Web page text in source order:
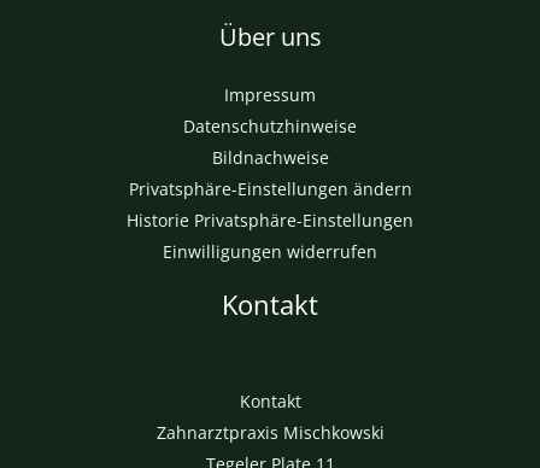
Über uns
Impressum
Datenschutzhinweise
Bildnachweise
Privatsphäre-Einstellungen ändern
Historie Privatsphäre-Einstellungen
Einwilligungen widerrufen
Kontakt
Kontakt
Zahnarztpraxis Mischkowski